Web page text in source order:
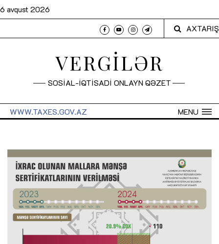
6 avqust 2026
AXTARIŞ
VERGİLƏR
SOSİAL-İQTİSADİ ONLAYN QƏZET
MENU
WWW.TAXES.GOV.AZ